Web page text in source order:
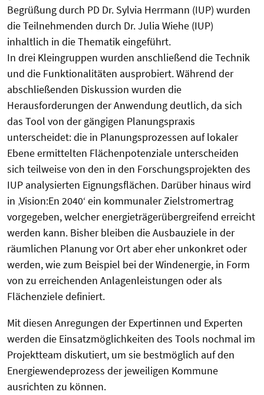
Begrüßung durch PD Dr. Sylvia Herrmann (IUP) wurden
die Teilnehmenden durch Dr. Julia Wiehe (IUP)
inhaltlich in die Thematik eingeführt.
In drei Kleingruppen wurden anschließend die Technik
und die Funktionalitäten ausprobiert. Während der
abschließenden Diskussion wurden die
Herausforderungen der Anwendung deutlich, da sich
das Tool von der gängigen Planungspraxis
unterscheidet: die in Planungsprozessen auf lokaler
Ebene ermittelten Flächenpotenziale unterscheiden
sich teilweise von den in den Forschungsprojekten des
IUP analysierten Eignungsflächen. Darüber hinaus wird
in ‚Vision:En 2040‘ ein kommunaler Zielstromertrag
vorgegeben, welcher energieträgerübergreifend erreicht
werden kann. Bisher bleiben die Ausbauziele in der
räumlichen Planung vor Ort aber eher unkonkret oder
werden, wie zum Beispiel bei der Windenergie, in Form
von zu erreichenden Anlagenleistungen oder als
Flächenziele definiert.
Mit diesen Anregungen der Expertinnen und Experten
werden die Einsatzmöglichkeiten des Tools nochmal im
Projektteam diskutiert, um sie bestmöglich auf den
Energiewendeprozess der jeweiligen Kommune
ausrichten zu können.